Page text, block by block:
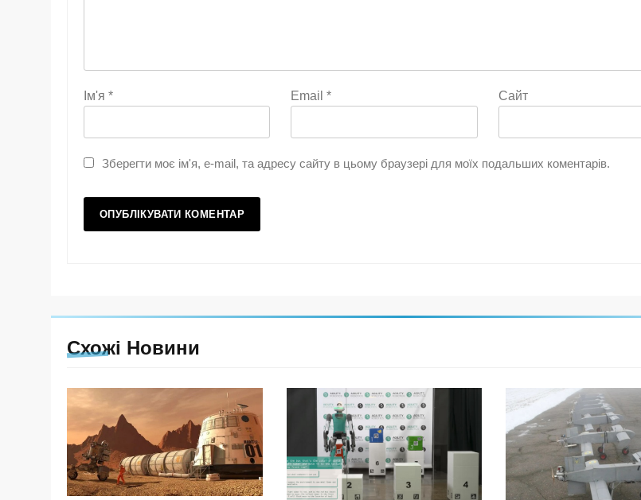
Ім'я * Email* Сайт
Зберегти моє ім'я, e-mail, та адресу сайту в цьому браузері для моїх подальших коментарів.
Схожі Новини